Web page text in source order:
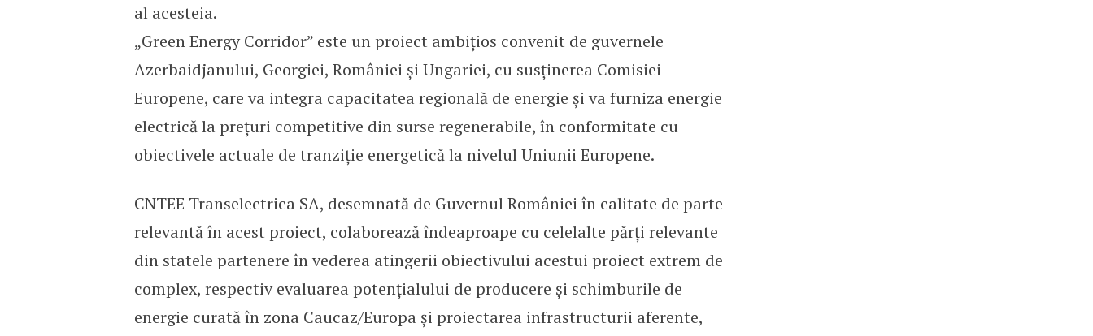
al acesteia.
„Green Energy Corridor” este un proiect ambițios convenit de guvernele
Azerbaidjanului, Georgiei, României și Ungariei, cu susținerea Comisiei
Europene, care va integra capacitatea regională de energie și va furniza energie
electrică la prețuri competitive din surse regenerabile, în conformitate cu
obiectivele actuale de tranziție energetică la nivelul Uniunii Europene.
CNTEE Transelectrica SA, desemnată de Guvernul României în calitate de parte
relevantă în acest proiect, colaborează îndeaproape cu celelalte părți relevante
din statele partenere în vederea atingerii obiectivului acestui proiect extrem de
complex, respectiv evaluarea potențialului de producere și schimburile de
energie curată în zona Caucaz/Europa și proiectarea infrastructurii aferente,